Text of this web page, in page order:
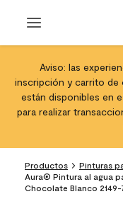
Aviso: las
inscripción y carrito de
están disponibles en
para realizar
Productos
Pinturas
Aura® Pintura al agua
Chocolate Blanco 2149-